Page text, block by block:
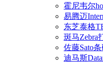
霍尼韦尔
易腾迈
东芝泰格
斑马Zebra
佐藤Sato
迪马斯